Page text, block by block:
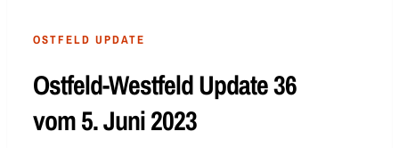
OSTFELD UPDATE
Ostfeld-Westfeld Update 36
vom 5. Juni 2023